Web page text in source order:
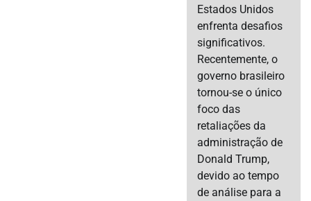
Estados Unidos
enfrenta desafios
significativos.
Recentemente, o
governo brasileiro
tornou-se o único
foco das
retaliações da
administração de
Donald Trump,
devido ao tempo
de análise para a